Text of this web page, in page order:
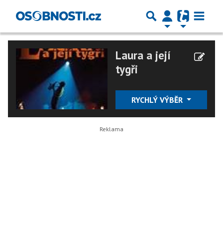
Laura a její
tygři
RYCHLÝ VÝBĚR